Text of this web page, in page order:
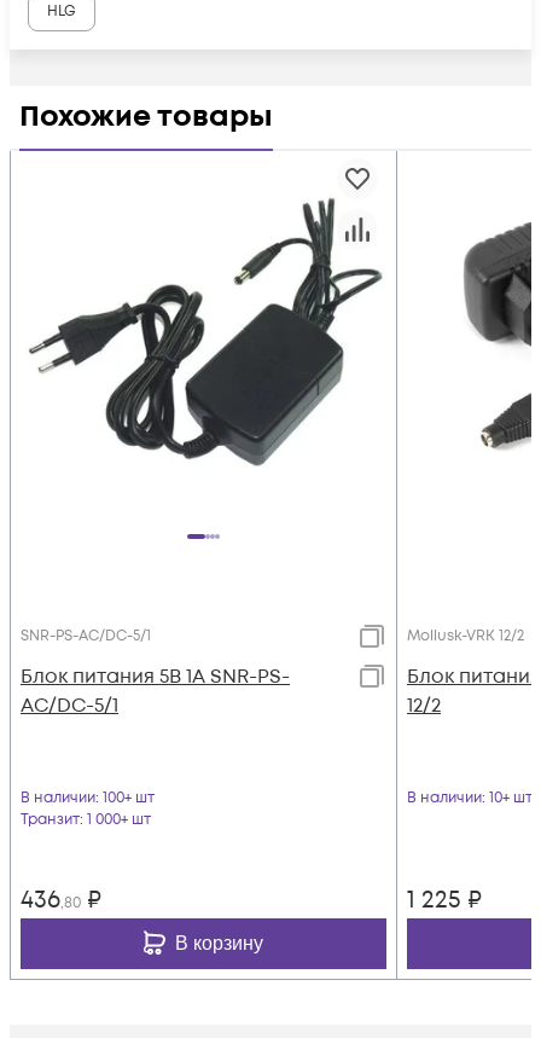
HLG
Похожие товары
SNR-PS-AC/DC-5/1
Блок питания 5В 1А SNR-PS-
AC/DC-5/1
В наличии: 100+ шт
Транзит: 1 000+ шт
436,80 ₽
В корзину
Mollusk-VRK 12/2
Блок
12/2
В наличии: 10+ шт
1 225 ₽